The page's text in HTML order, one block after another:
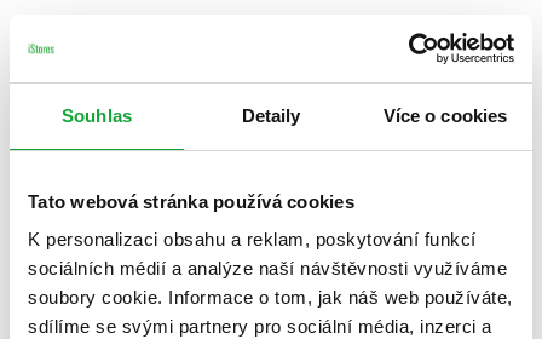
Souhlas Detaily Více o cookies
Tato webová stránka používá cookies
K personalizaci obsahu a reklam, poskytování funkcí
sociálních médií a analýze naší návštěvnosti využíváme
soubory cookie. Informace o tom, jak náš web používáte,
sdílíme se svými partnery pro sociální média, inzerci a